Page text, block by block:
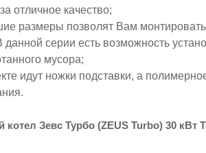
отличное качество;
размеры позволят Вам
данной серии есть возможность
мусора;
идут ножки подставки, а
Зевс Турбо (ZEUS Turbo) 30 кВт